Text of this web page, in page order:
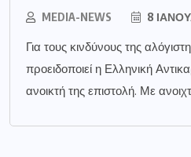
MEDIA-NEWS 8
Για τους κινδύνους της
προειδοποιεί η Ελληνική
ανοικτή της επιστολή. Με